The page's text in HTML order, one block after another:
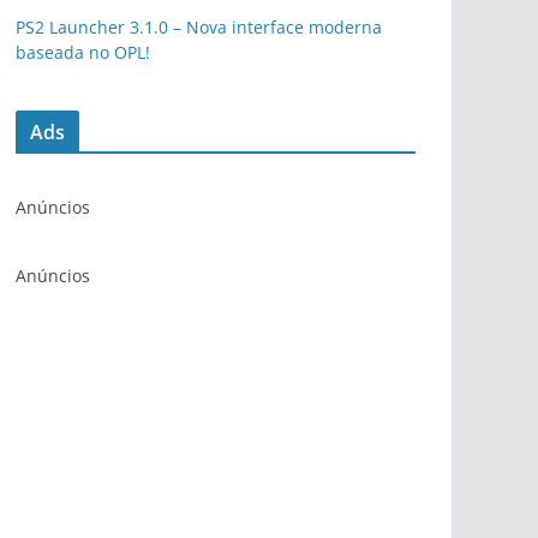
PS2 Launcher 3.1.0 – Nova interface moderna
baseada no OPL!
Ads
Anúncios
Anúncios